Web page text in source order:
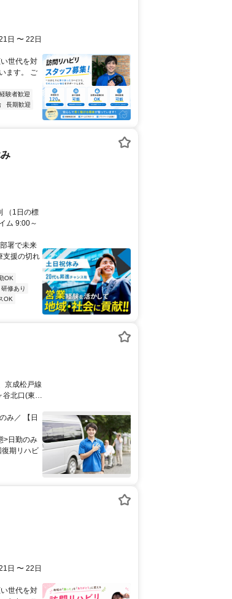
日 〜 22日
世代を対
ます。 ご
験者歓迎
長期歓迎
（1日の標
ム 9:00～
で未来
援の切れ
OK
研修あり
OK
京成松戸線
谷北口(東
み／ 【日
>日勤のみ
期リハビ
日 〜 22日
世代を対